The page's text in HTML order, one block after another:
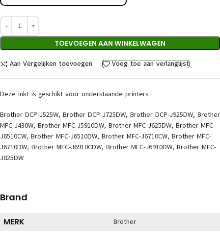
TOEVOEGEN AAN WINKELWAGEN
Aan Vergelijken toevoegen Voeg toe aan verlanglijst
Deze inkt is geschikt voor onderstaande printers:
Brother DCP-J525W, Brother DCP-J725DW, Brother DCP-J925DW, Brother
MFC-J430W, Brother MFC-J5910DW, Brother MFC-J625DW, Brother MFC-
J6510CW, Brother MFC-J6510DW, Brother MFC-J6710CW, Brother MFC-
J6710DW, Brother MFC-J6910CDW, Brother MFC-J6910DW, Brother MFC-
J825DW
Brand
MERK Brother